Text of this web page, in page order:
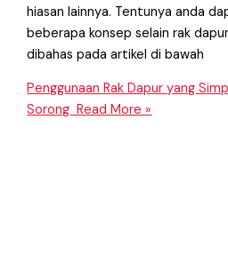
hiasan lainnya. Tentunya anda
beberapa konsep selain rak
dibahas pada artikel di bawah
Penggunaan Rak Dapur yang
Sorong Read More »